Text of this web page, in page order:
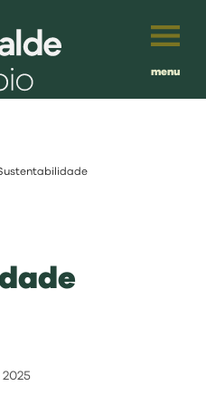
menu
Português
Traduzido por: